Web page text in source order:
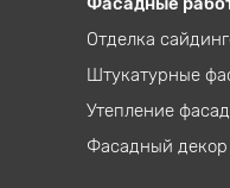
Отделка
Штукатурные
Утепление
Фасадный декор